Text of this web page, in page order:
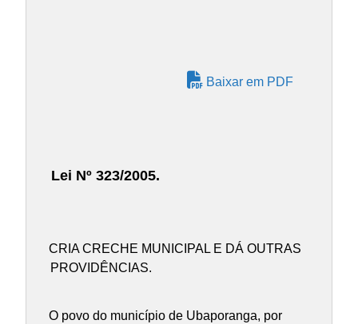
Baixar em PDF
Lei Nº 323/2005.
CRIA CRECHE MUNICIPAL E DÁ OUTRAS
PROVIDÊNCIAS.
O povo do município de Ubaporanga, por